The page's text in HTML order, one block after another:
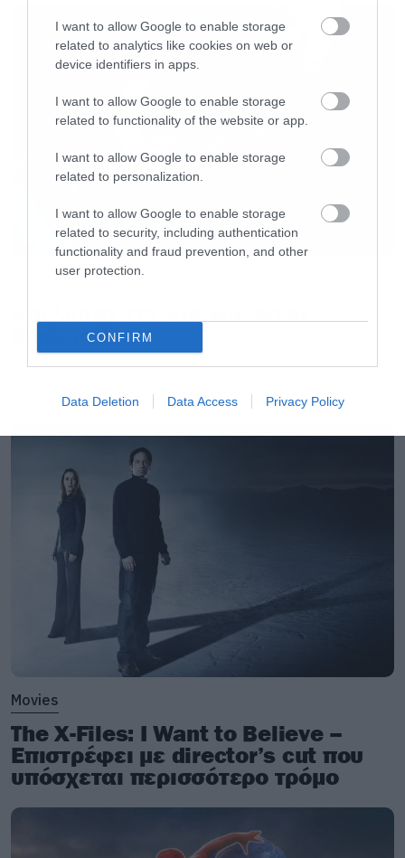
I want to allow Google to enable storage
related to analytics like cookies on web or
device identifiers in apps.
I want to allow Google to enable storage
related to functionality of the website or app.
I want to allow Google to enable storage
related to personalization.
I want to allow Google to enable storage
related to security, including authentication
functionality and fraud prevention, and other
user protection.
CONFIRM
Data Deletion Data Access Privacy Policy
Slipknot!
Movies
The X-Files: I Want to Believe –
Επιστρέφει με director’s cut που
υπόσχεται περισσότερο τρόμο